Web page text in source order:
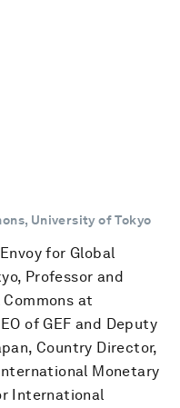
University of Tokyo
for Global
Professor and
at
of GEF and Deputy
Country Director,
Monetary
International